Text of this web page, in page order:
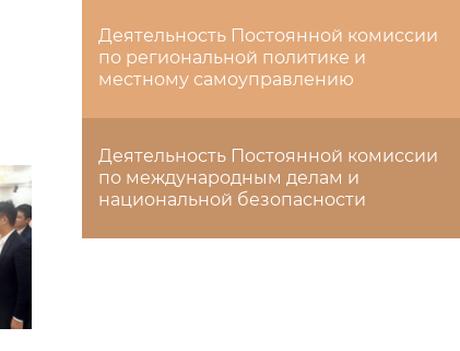
Деятельность Постоянной комиссии
по региональной политике и
местному самоуправлению
Деятельность Постоянной комиссии
по международным делам и
национальной безопасности